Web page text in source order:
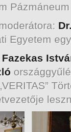
Egyetem
Fazekas
„VERITAS”